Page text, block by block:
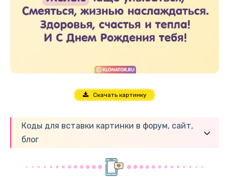
Скачать картинку
Коды для вставки картинки в форум, сайт,
блог